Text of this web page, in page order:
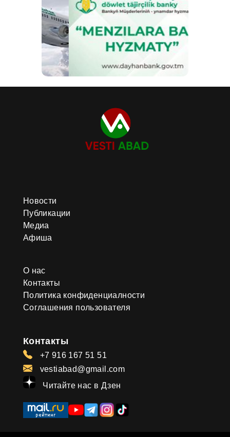
Новости
Публикации
Медиа
Афиша
О нас
Контакты
Политика конфиденциалности
Соглашения пользователя
Контакты
+7 916 167 51 51
vestiabad@gmail.com
Читайте нас в Дзен